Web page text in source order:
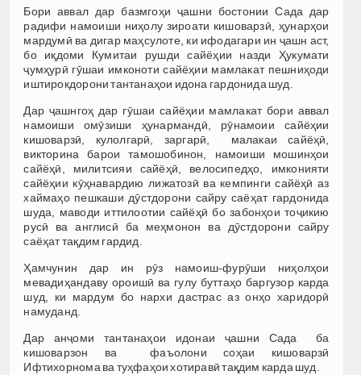
Бори аввал дар базмгоҳи ҷашни бостонии Сада дар
радифи намоиши ниҳолу зироати кишоварзӣ, ҳунарҳои
мардумӣ ва дигар маҳсулоте, ки ифодагари ин ҷашн аст,
бо иқдоми Кумитаи рушди сайёҳии назди Ҳукумати
ҷумҳурӣ гӯшаи имконоти сайёҳии мамлакат пешниҳоди
иштирокдорони тантанаҳои идона гардонида шуд.
Дар ҷашнгоҳ дар гӯшаи сайёҳии мамлакат бори аввал
намоиши омӯзиши ҳунармандӣ, рӯнамоии сайёҳии
кишоварзӣ, кулолгарӣ, заргарӣ, малакаи сайёҳӣ,
викторина барои тамошобинон, намоиши мошинҳои
сайёҳӣ, милитсияи сайёҳӣ, велосипедҳо, имконияти
сайёҳии кӯҳнавардию лижатозӣ ва кемпинги сайёҳӣ аз
хаймаҳо пешкаши дӯстдорони сайру саёҳат гардонида
шуда, маводи иттилоотии сайёҳӣ бо забонҳои тоҷикию
русӣ ва англисӣ ба меҳмонон ва дӯстдорони сайру
саёҳат тақдим гардид.
Ҳамчунин дар ин рӯз намоиш-фурӯши ниҳолҳои
мевадиҳандаву ороишӣ ва гулу буттаҳо баргузор карда
шуд, ки мардум бо нархи дастрас аз онҳо харидорӣ
намуданд.
Дар анҷоми тантанаҳои идонаи ҷашни Сада ба
кишоварзон ва фаъолони соҳаи кишоварзӣ
Ифтихорнома ва туҳфаҳои хотиравӣ тақдим карда шуд.